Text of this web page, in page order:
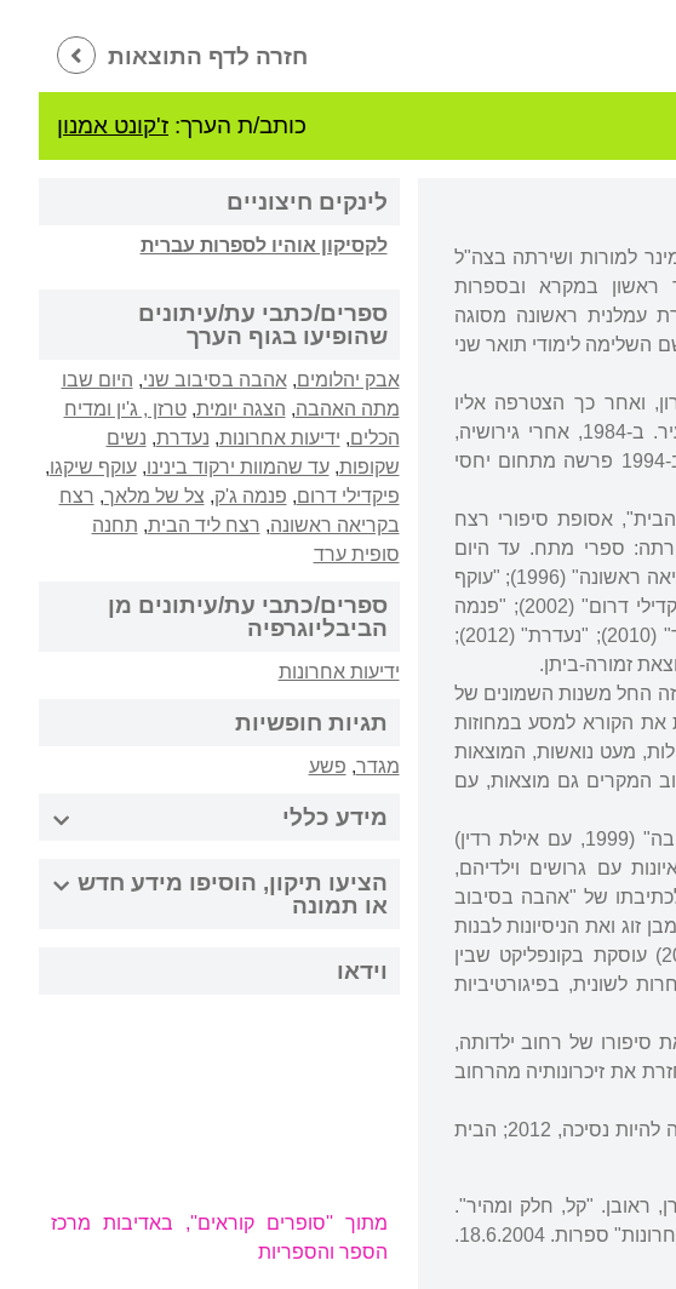
חזרה לדף התוצאות
כותב/ת הערך: ז'קונט אמנון
למורות ושירתה בצה"ל
תואר ראשון במקרא ובספרות
מסגרת עמלנית ראשונה מסוגה
שבתון בבוסטון, שם השלימה לימודי תואר שני
ואחר כך הצטרפה אליו
כמנהלת שיווק ויחסי ציבור. במקביל כתבה במקומון של "ידיעות אחרונות" בעיר. ב-1984, אחרי גירושיה,
עברה לתל אביב והתמנתה לדוברת ומנהלת הפרסום של תיאטרון "הבימה". ב-1994 פרשה מתחום יחסי
הבית", אסופת סיפורי רצח
יצירתה: ספרי מתח. עד היום
פרסמה שנים-עשר ספרים בז'אנר זה, שרובם היו רבי מכר. ואלה הם: "רצח בקריאה ראשונה" (1996); "עוקף
שיקגו" (1997); "עד שהמוות ירקוד בינינו" (1998); "נשים שקופות" (2000); "פיקדילי דרום" (2002); "פנמה
ג'ק" (2004); "אבק יהלומים" (2007); תחנה סופית- ערד (2009); "צל של מלאך" (2010); "נעדרת" (2012);
החל משנות השמונים של
הקורא למסע במחוזות
מעט נואשות, המוצאות
המקרים גם מוצאות, עם
גם בתחום הדוקו-ספרות מתמקדת גפן בנשים ובעולמן. "היום שבו מתה האהבה" (1999, עם אילת רדין)
עם גרושים וילדיהם,
של "אהבה בסיבוב
זוג ואת הניסיונות לבנות
זוגיות חדשה. יצירתה הדוקו-ספרותית השלישית, טרזן, ג'ין ומדיח הכלים (2005) עוסקת בקונפליקט שבין
לשונית, בפיגורטיביות
סיפורו של רחוב ילדותה,
את זיכרונותיה מהרחוב
כתבה גם ספרי ילדים (הסיפור המופלא של הזברה גאולה, 2012; הילדה שרצתה להיות נסיכה, 2012; הבית
"השופט האונס". "ידיעות אחרונות" ספרות. 7.4.2000. 28-27; מירן, ראובן. "קל, חלק ומהיר".
"ידיעות אחרונות" ספרות. 4.7.1997. 27-26; פריד, ירון. "באה ולוקחת". "ידיעות אחרונות" ספרות. 18.6.2004.
לינקים חיצוניים
לקסיקון אוהיו לספרות עברית
ספרים/כתבי עת/עיתונים
שהופיעו בגוף הערך
אבק יהלומים,אהבה בסיבוב שני, היום שבו
מתה האהבה, הצגה יומית,טרזן , ג'ין ומדיח
הכלים, ידיעות אחרונות, נעדרת, נשים
שקופות,עד שהמוות ירקוד בינינו,עוקף שיקגו,
פיקדילי דרום, פנמה ג'ק, צל של מלאך, רצח
בקריאה ראשונה, רצח ליד הבית, תחנה
סופית ערד
ספרים/כתבי עת/עיתונים מן
הביבליוגרפיה
ידיעות אחרונות
תגיות חופשיות
מגדר, פשע
מידע כללי
הציעו תיקון, הוסיפו מידע חדש
או תמונה
וידאו
מתוך ''סופרים קוראים'', באדיבות מרכז
הספר והספריות